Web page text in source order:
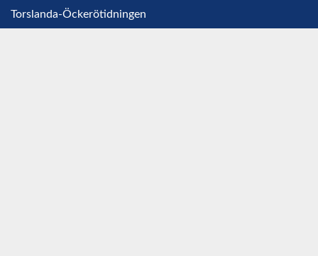
Torslanda-Öckerötidningen